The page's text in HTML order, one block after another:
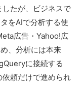
たが、ビジネスで
をAIで分析する使
広告・Yahoo!広
、分析には本来
に接続する
頼だけで進められ